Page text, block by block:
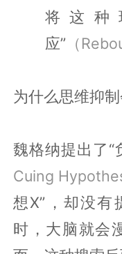
将这种
应” （
为什么思维抑
魏格纳提出了“
Cuing
想X”，却没有
时，大脑就会